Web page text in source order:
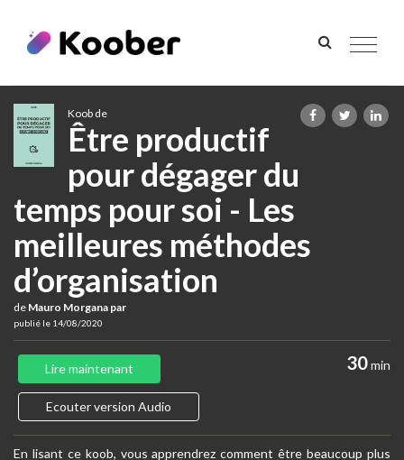
Toggle
Koob de
Être productif
pour dégager du
temps pour soi - Les
meilleures méthodes
d’organisation
de Mauro Morgana par
publié le 14/08/2020
30min
Lire maintenant
Ecouter version Audio
En lisant ce koob, vous apprendrez comment être beaucoup plus